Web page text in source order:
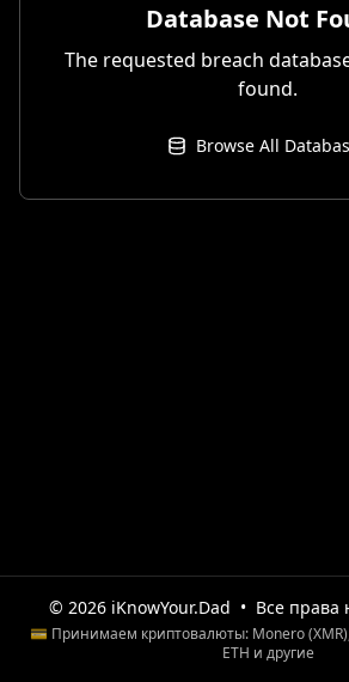
Database Not
The requested breach
found.
Browse All
© 2026 iKnowYour.Dad • Все
💳 Принимаем криптовалюты: Monero
ETH и другие